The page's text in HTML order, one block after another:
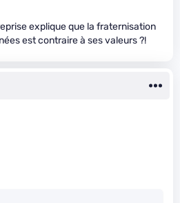
explique que la fraternisation
est contraire à ses valeurs ?!